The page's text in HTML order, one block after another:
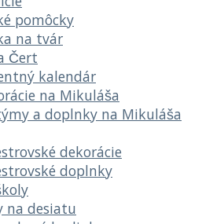
pomôcky
na tvár
Čert
kalendár
na Mikuláša
a doplnky na Mikuláša
dekorácie
doplnky
na desiatu